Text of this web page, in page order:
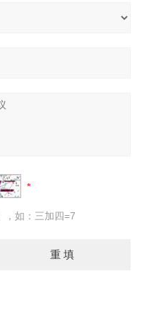
，如：三加四=7